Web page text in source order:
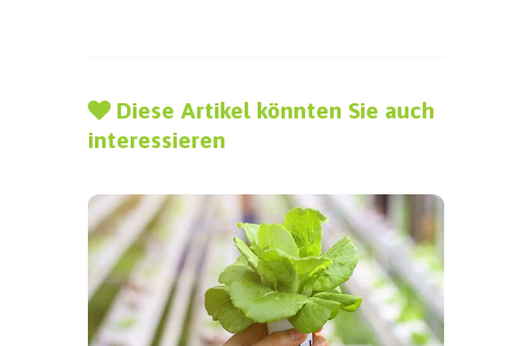
Diese Artikel könnten Sie auch
interessieren